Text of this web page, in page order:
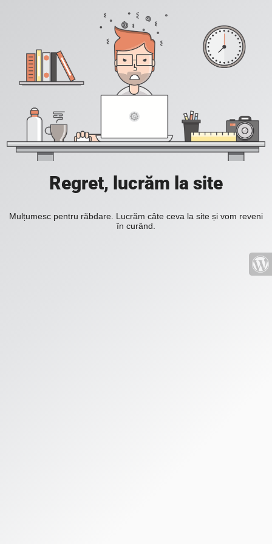
Regret, lucrăm la site
Mulțumesc pentru răbdare. Lucrăm câte ceva la site și vom reveni
în curând.